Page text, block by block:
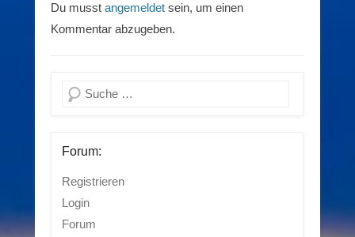
Du musst angemeldet sein, um einen
Kommentar abzugeben.
Suchen
Forum:
Registrieren
Login
Forum